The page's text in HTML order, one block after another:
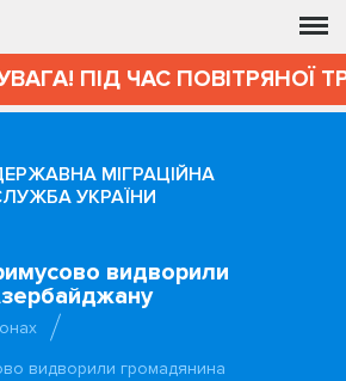
ПІД ЧАС ПОВІТРЯНОЇ
МІГРАЦІЙНА
УКРАЇНИ
видворили
видворили громадянина